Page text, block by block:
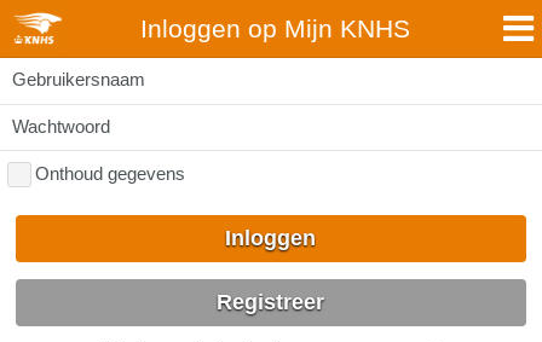
Inloggen op Mijn KNHS
Gebruikersnaam
Wachtwoord
Onthoud gegevens
Inloggen
Registreer